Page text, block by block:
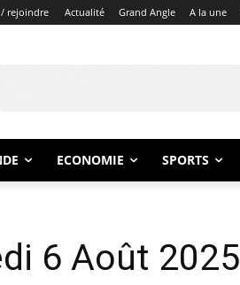
rejoindre Actualité Grand Angle A la une
ECONOMIE SPORTS
6 Août 2025